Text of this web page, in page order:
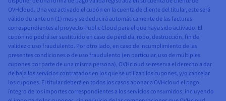
OVHcloud. Una vez activado el cupón en la cuenta de cliente del titular, este será
válido durante un (1) mes y se deducirá automáticamente de las facturas
correspondientes al proyecto Public Cloud para el que haya sido activado. El
cupón no podrá ser sustituido en caso de pérdida, robo, destrucción, fin de
validez o uso fraudulento. Por otro lado, en caso de incumplimiento de las
presentes condiciones o de uso fraudulento (en particular, uso de múltiples
cupones por parte de una misma persona), OVHcloud se reserva el derecho a dar
de baja los servicios contratados en los que se utilizan los cupones, y/o cancelar
los cupones. El titular deberá en todos los casos abonar a OVHcloud el pago
íntegro de los importes correspondientes a los servicios consumidos, incluyendo